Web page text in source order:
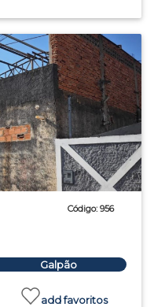
Código: 956
Galpão
add favoritos